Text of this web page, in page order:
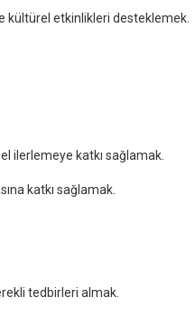
kültürel etkinlikleri desteklemek.
ilerlemeye katkı sağlamak.
katkı sağlamak.
tedbirleri almak.